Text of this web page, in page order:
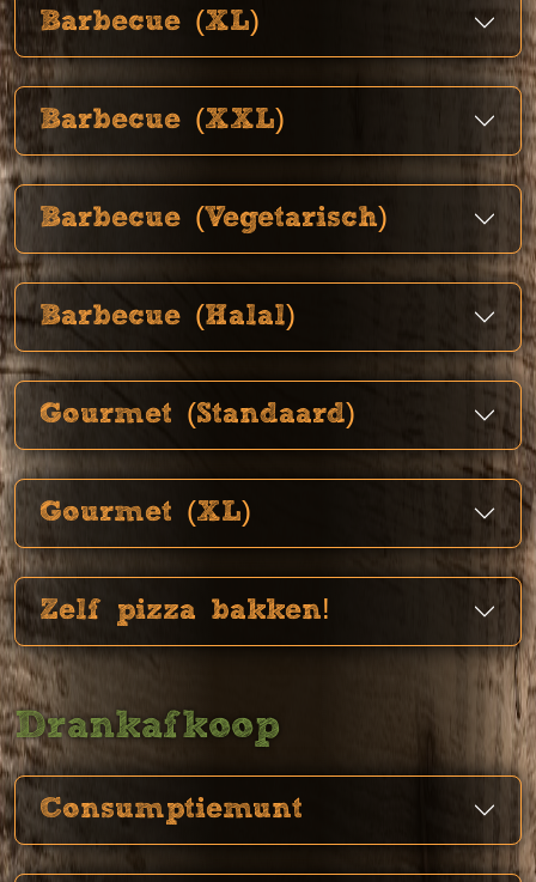
Barbecue (XL)
Barbecue (XXL)
Barbecue (Vegetarisch)
Barbecue (Halal)
Gourmet (Standaard)
Gourmet (XL)
Zelf pizza bakken!
Drankafkoop
Consumptiemunt